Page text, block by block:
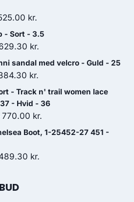
kr..
kr.
aktuelle
pris
- Sort - 3.5
kr..
kr.
aktuelle
629.30 kr..
sandal med velcro - Guld - 25
kr..
kr.
aktuelle
pris
er:
384.30 kr..
- Track n' trail women lace
- Hvid - 36
Den
oprindelige
var:
770.00 kr.
aktuelle
Boot, 1-25452-27 451 -
pris
kr.